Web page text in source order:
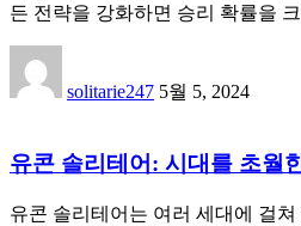
든 전략을 강화하면 승리 확률을
solitarie247 5월 5, 2024
유콘 솔리테어: 시대를 초월
유콘 솔리테어는 여러 세대에 걸